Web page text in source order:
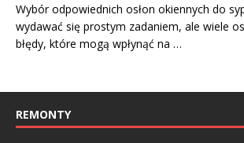
Wybór odpowiednich osłon okiennych do
wydawać się prostym zadaniem, ale wiele
błędy, które mogą wpłynąć na …
REMONTY